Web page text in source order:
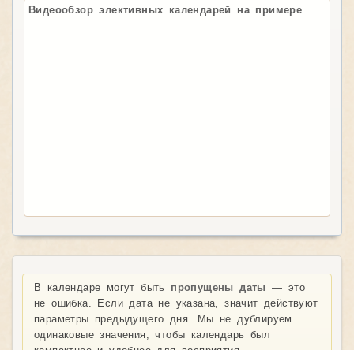
Видеообзор элективных календарей на примере
В календаре могут быть пропущены даты — это
не ошибка. Если дата не указана, значит действуют
параметры предыдущего дня. Мы не дублируем
одинаковые значения, чтобы календарь был